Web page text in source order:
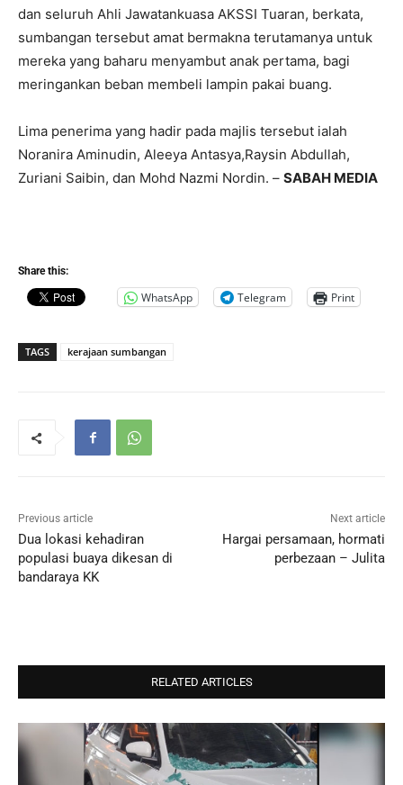
dan seluruh Ahli Jawatankuasa AKSSI Tuaran, berkata,
sumbangan tersebut amat bermakna terutamanya untuk
mereka yang baharu menyambut anak pertama, bagi
meringankan beban membeli lampin pakai buang.
Lima penerima yang hadir pada majlis tersebut ialah
Noranira Aminudin, Aleeya Antasya,Raysin Abdullah,
Zuriani Saibin, dan Mohd Nazmi Nordin. – SABAH MEDIA
Share this:
WhatsApp Telegram Print
TAGS kerajaan sumbangan
Previous article
Dua lokasi kehadiran
populasi buaya dikesan di
bandaraya KK
Next article
Hargai persamaan, hormati
perbezaan – Julita
RELATED ARTICLES